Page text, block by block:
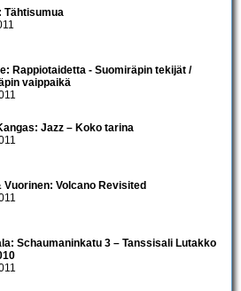
Tähtisumua
Rappiotaidetta - Suomiräpin tekijät /
vaippaikä
Jazz – Koko tarina
Vuorinen: Volcano Revisited
Schaumaninkatu 3 – Tanssisali Lutakko